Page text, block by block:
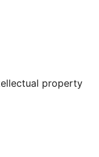
besuchen
property